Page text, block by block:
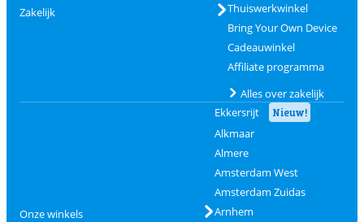
Zakelijk
Thuiswerkwinkel
Bring Your Own Device
Cadeauwinkel
Affiliate programma
Alles over zakelijk
Onze winkels
Ekkersrijt Nieuw!
Alkmaar
Almere
Amsterdam West
Amsterdam Zuidas
Arnhem